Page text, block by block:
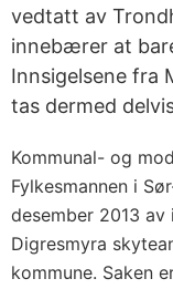
vedtatt av
innebærer at
Innsigelsene fra
tas dermed
Kommunal- og
Fylkesmannen i
desember 2013
Digresmyra
kommune. Saken